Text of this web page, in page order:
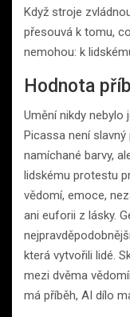
Když stroje
přesouvá k tomu,
nemohou: k
Hodnota
Umění nikdy nebylo
Picassa není
namíchané barvy,
lidskému protestu
vědomí, emoce,
ani euforii z lásky.
která vytvořili lidé.
mezi dvěma
má příběh, AI dílo